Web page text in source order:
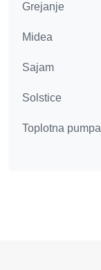
Grejanje
Midea
Sajam
Solstice
Toplotna pumpa